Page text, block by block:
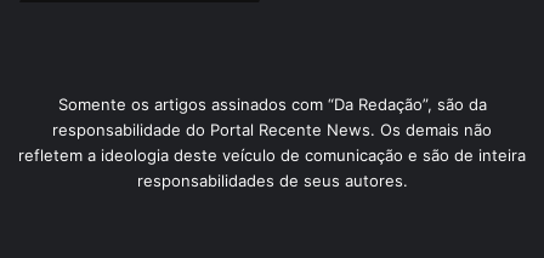
Somente os artigos assinados com “Da Redação”, são da
responsabilidade do Portal Recente News. Os demais não
refletem a ideologia deste veículo de comunicação e são de inteira
responsabilidades de seus autores.